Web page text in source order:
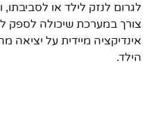
לגרום לנזק לילד או לסביבתו,
צורך במערכת שיכולה לספק
אינדיקציה מיידית על יציאה
הילד.